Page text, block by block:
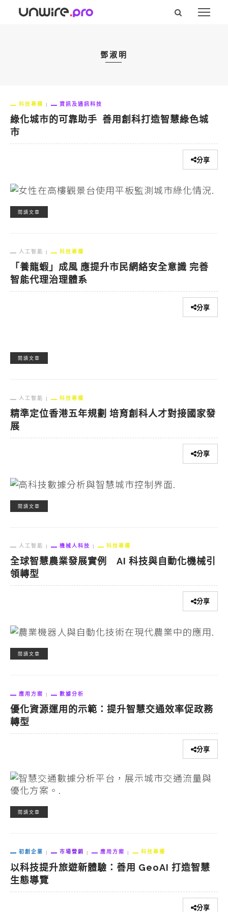
鄧淑明
科技專欄 資訊及通訊科技
綠化城市的可靠助手 善用創科打造智慧綠色城
市
分享
閱讀文章
人工智能 科技專欄
「養龍蝦」成風 應提升市民網絡安全意識 完善
智能代理治理體系
分享
閱讀文章
人工智能 科技專欄
精準定位香港五年規劃 培育創科人才對接國家發
展
分享
閱讀文章
人工智能 機械人科技 科技專欄
全球智慧農業發展實例 AI 科技與自動化機械引
領轉型
分享
閱讀文章
應用方案 數據分析
優化資源運用的示範：提升智慧交通效率促政務
轉型
分享
閱讀文章
初創企業 市場營銷 應用方案 科技專欄
以科技提升旅遊新體驗：善用 GeoAI 打造智慧
生態導覽
分享